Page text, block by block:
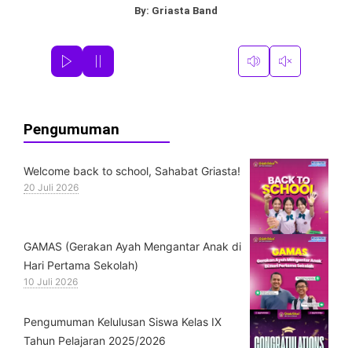
By: Griasta Band
Pengumuman
Welcome back to school, Sahabat Griasta!
20 Juli 2026
GAMAS (Gerakan Ayah Mengantar Anak di
Hari Pertama Sekolah)
10 Juli 2026
Pengumuman Kelulusan Siswa Kelas IX
Tahun Pelajaran 2025/2026